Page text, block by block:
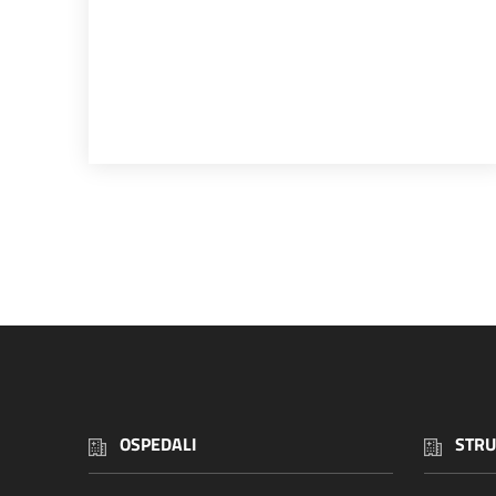
OSPEDALI